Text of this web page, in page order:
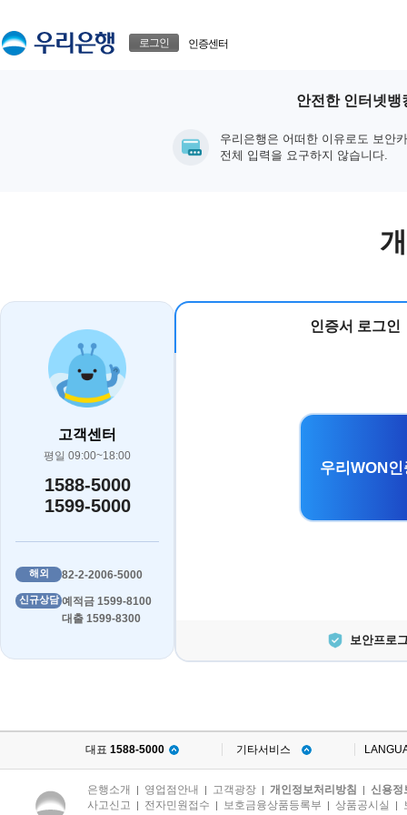
로그인 인증센터
안전한 인터넷뱅
우리은행은 어떠한 이유로도 보안
전체 입력을 요구하지 않습니다.
고객센터
평일 09:00~18:00
1588-5000
1599-5000
해외 82-2-2006-5000
신규상담 예적금 1599-8100
대출 1599-8300
인증서 로그인
우리WON
보안프로
대표 1588-5000 기타서비스
은행소개 | 영업점안내 | 고객광장 | 개인정보처리방침 | 신용정
사고신고 | 전자민원접수 | 보호금융상품등록부 | 상품공시실 |